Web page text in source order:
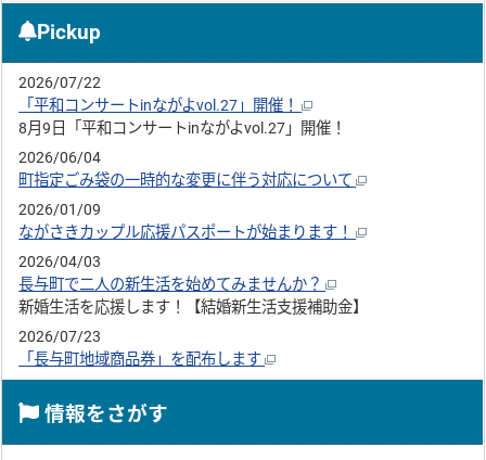
Pickup
2026/07/22
「平和コンサートinながよvol.27」開催！
8月9日「平和コンサートinながよvol.27」開催！
2026/06/04
町指定ごみ袋の一時的な変更に伴う対応について
2026/01/09
ながさきカップル応援パスポートが始まります！
2026/04/03
長与町で二人の新生活を始めてみませんか？
新婚生活を応援します！【結婚新生活支援補助金】
2026/07/23
「長与町地域商品券」を配布します
情報をさがす